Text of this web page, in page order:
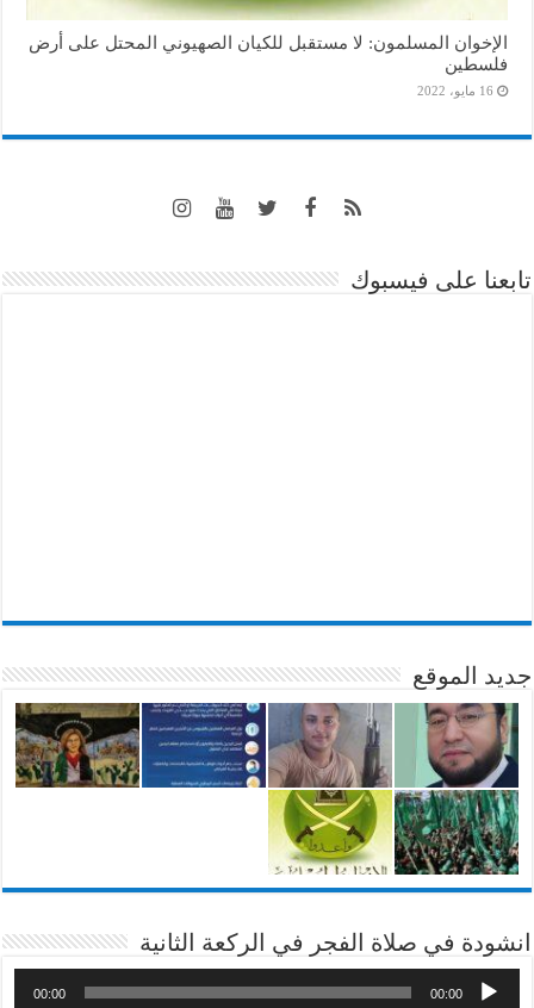
الإخوان المسلمون: لا مستقبل للكيان الصهيوني المحتل على أرض
فلسطين
16 مايو، 2022
تابعنا على فيسبوك
جديد الموقع
انشودة في صلاة الفجر في الركعة الثانية
00:00
00:00